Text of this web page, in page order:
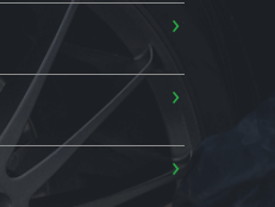
›
›
›